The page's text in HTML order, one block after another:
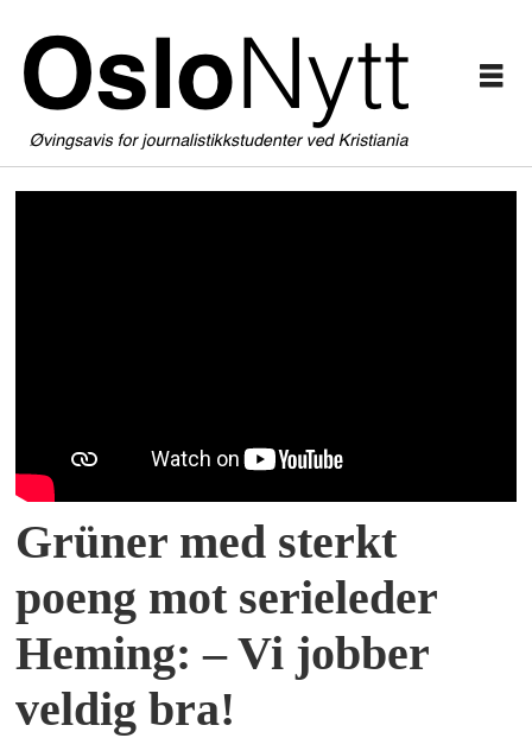
Grüner med sterkt
poeng mot serieleder
Heming: – Vi jobber
veldig bra!